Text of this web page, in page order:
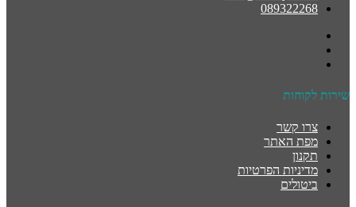
089322268
שירות לקוחות
צרו קשר
מפת האתר
תקנון
מדיניות הפרטיות
ביטולים